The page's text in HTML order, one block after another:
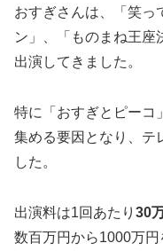
おすぎさんは、「笑っ
ン」、「ものまね王座
出演してきました 。
特に「おすぎとピーコ
集める要因となり、テ
した。
出演料は1回あたり 30
数百万円から1000万